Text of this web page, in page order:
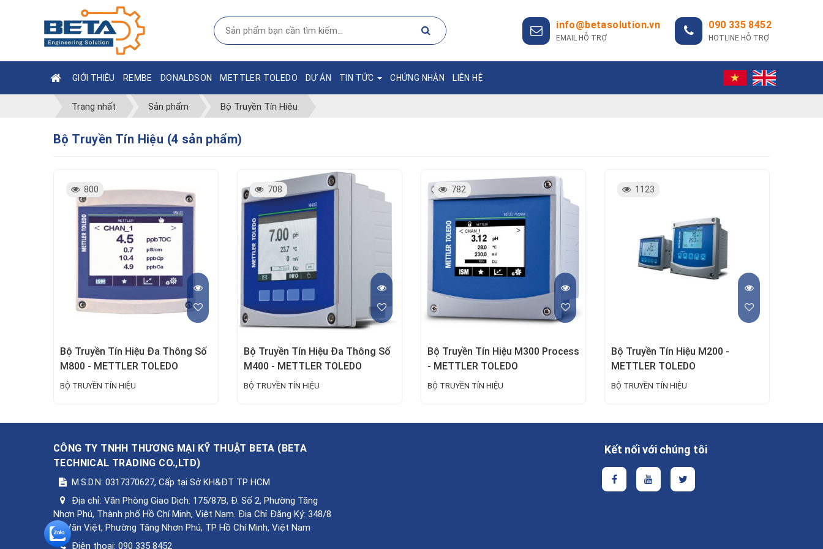
info@betasolution.vn
EMAIL HỖ TRỢ
090 335 8452
HOTLINE HỖ TRỢ
GIỚI THIỆU REMBE DONALDSON METTLER TOLEDO DỰ ÁN TIN TỨC CHỨNG NHẬN LIÊN HỆ
Trang nhất Sản phẩm Bộ Truyền Tín Hiệu
Bộ Truyền Tín Hiệu (4 sản phẩm)
800
Bộ Truyền Tín Hiệu Đa Thông Số
M800 - METTLER TOLEDO
BỘ TRUYỀN TÍN HIỆU
708
Bộ Truyền Tín Hiệu Đa Thông Số
M400 - METTLER TOLEDO
BỘ TRUYỀN TÍN HIỆU
782
Bộ Truyền Tín Hiệu M300 Process
- METTLER TOLEDO
BỘ TRUYỀN TÍN HIỆU
1123
Bộ Truyền Tín Hiệu M200 -
METTLER TOLEDO
BỘ TRUYỀN TÍN HIỆU
CÔNG TY TNHH THƯƠNG MẠI KỸ THUẬT BETA (BETA
TECHNICAL TRADING CO.,LTD)
M.S.D.N: 0317370627, Cấp tại Sở KH&ĐT TP HCM
Địa chỉ: Văn Phòng Giao Dịch: 175/87B, Đ. Số 2, Phường Tăng
Nhơn Phú, Thành phố Hồ Chí Minh, Việt Nam. Địa Chỉ Đăng Ký: 348/8
Lê Văn Việt, Phường Tăng Nhơn Phú, TP Hồ Chí Minh, Việt Nam
Điện thoại: 090 335 8452
Kết nối với chúng tôi